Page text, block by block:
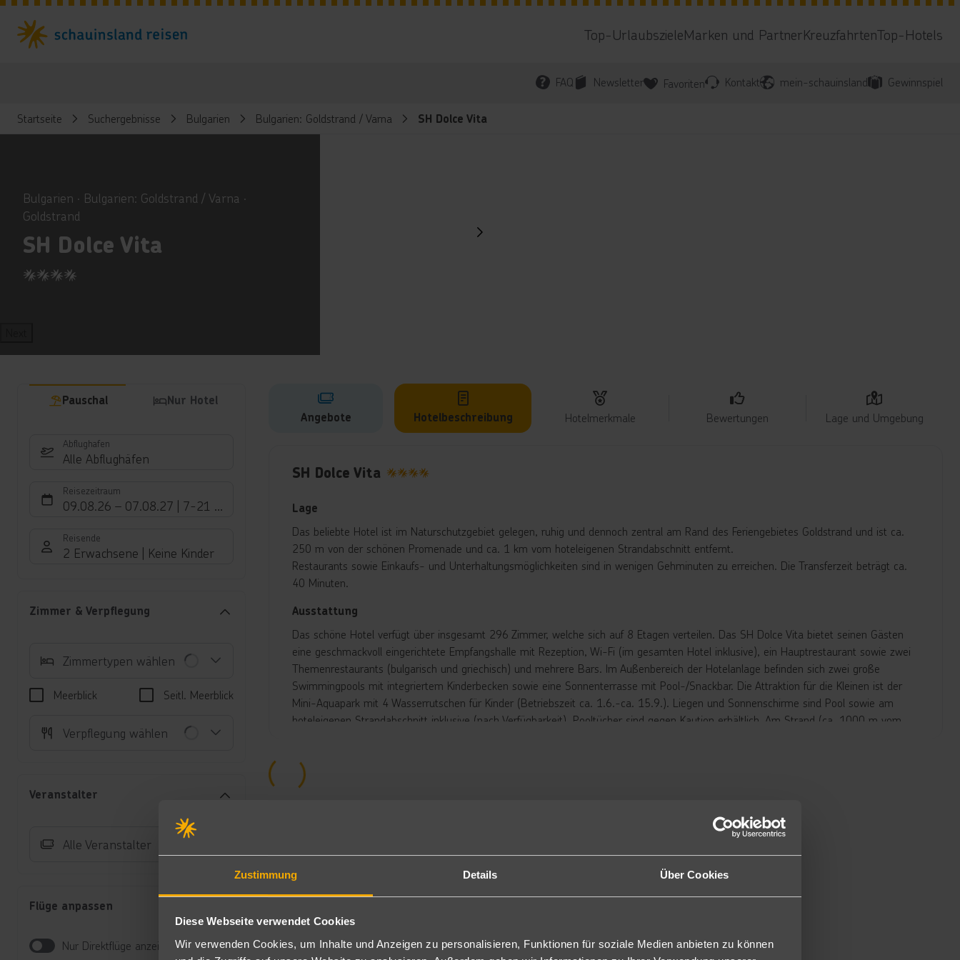
Zustimmung Details Über Cookies
Diese Webseite verwendet Cookies
Wir verwenden Cookies, um Inhalte und Anzeigen zu personalisieren, Funktionen für soziale Medien anbieten zu können
Top-UrlaubszieleMarken und PartnerKreuzfahrtenTop-Hotels
FAQ Newsletter Favoriten Kontakt mein-schauinsland Gewinnspiel
Startseite Suchergebnisse Bulgarien Bulgarien: Goldstrand / Varna SH Dolce Vita
Bulgarien ∙ Bulgarien: Goldstrand / Varna ∙
Goldstrand
SH Dolce Vita
4
Pauschal Nur Hotel
Abflughafen
Alle Abflughäfen
Reisezeitraum
09.08.26 – 07.08.27 7-21 Nächte
Reisende
2 Erwachsene Keine Kinder
Zimmer & Verpflegung
Zimmertypen wählen
Meerblick Seitl. Meerblick
Verpflegung wählen
Veranstalter
Alle Veranstalter
Flüge anpassen
Nur Direktflüge anzeigen
Angebote Hotelbeschreibung Hotelmerkmale Bewertungen Lage und Umgebung
SH Dolce Vita
Lage
Das beliebte Hotel ist im Naturschutzgebiet gelegen, ruhig und dennoch zentral am Rand des Feriengebietes Goldstrand und ist ca.
250 m von der schönen Promenade und ca. 1 km vom hoteleigenen Strandabschnitt entfernt.
Restaurants sowie Einkaufs- und Unterhaltungsmöglichkeiten sind in wenigen Gehminuten zu erreichen. Die Transferzeit beträgt ca.
40 Minuten.
Ausstattung
Das schöne Hotel verfügt über insgesamt 296 Zimmer, welche sich auf 8 Etagen verteilen. Das SH Dolce Vita bietet seinen Gästen
eine geschmackvoll eingerichtete Empfangshalle mit Rezeption, Wi-Fi (im gesamten Hotel inklusive), ein Hauptrestaurant sowie zwei
Themenrestaurants (bulgarisch und griechisch) und mehrere Bars. Im Außenbereich der Hotelanlage befinden sich zwei große
Swimmingpools mit integriertem Kinderbecken sowie eine Sonnenterrasse mit Pool-/Snackbar. Die Attraktion für die Kleinen ist der
Mini-Aquapark mit 4 Wasserrutschen für Kinder (Betriebszeit ca. 1.6.-ca. 15.9.). Liegen und Sonnenschirme sind Pool sowie am
hoteleigenen Strandabschnitt inklusive (nach Verfügbarkeit). Pooltücher sind gegen Kaution erhältlich. Am Strand (ca. 1000 m vom
Unterbringung
Föhn, Sat.-TV, Telefon, Wi-Fi (inklusive), Safe gratis Minikühlschrank, Kaffee-/Teeutensilien, Klimaanlage (wetterabhängig) und
einen Balkon oder eine Terrasse zur Landseite gelegen (DL). Wahlweise auch zur Alleinnutzung (DEL) oder mit Meerblick (DM)
gegen Aufpreis buchbar.
Doppelzimmer Superior: Die Doppelzimmer Superior sind, bei sonst gleicher Ausstattung wie die Doppelzimmer Landseite, etwas
Appartement 1 Schlafzimmer (ohne Kitchenette): Die Appartements 1 Schlafzimmer haben, bei sonst gleicher Ausstattung wie die
Doppelzimmer Landseite, einen Wohnraum und ein separates Schlafzimmer (A12).
Schlafcouchen in einem integriertem Wohnbereich/Schlafcouch (AP6).